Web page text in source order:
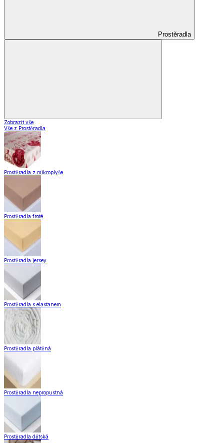
Prostěradla
Zobrazit vše
Vše z Prostěradla
Prostěradla z mikroplyše
Prostěradla froté
Prostěradla jersey
Prostěradla s elastanem
Prostěradla plátěná
Prostěradla nepropustná
Prostěradla dětská